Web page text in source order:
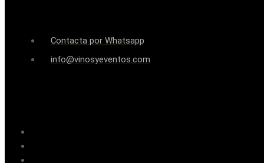
Contacta por Whatsapp
info@vinosyeventos.com